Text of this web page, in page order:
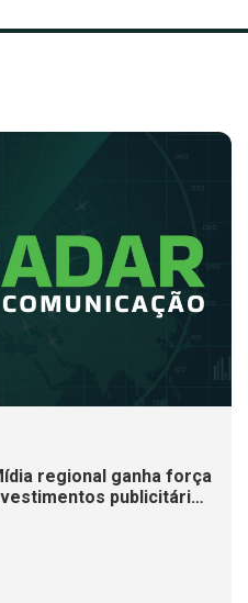
regional ganha força
publicitários